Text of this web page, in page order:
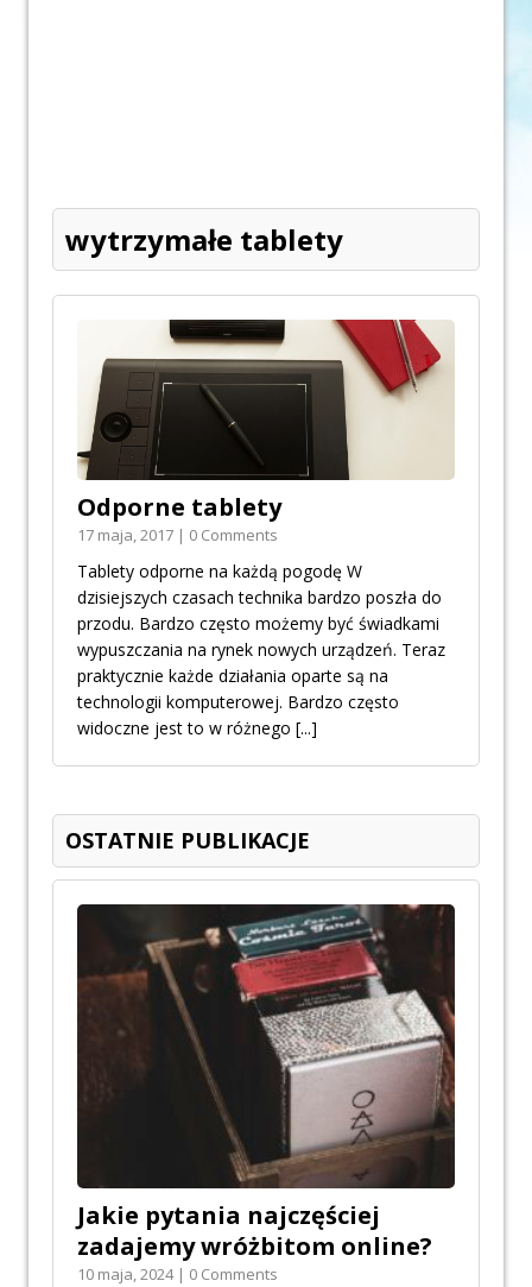
wytrzymałe tablety
Odporne tablety
17 maja, 2017 | 0 Comments
Tablety odporne na każdą pogodę W
dzisiejszych czasach technika bardzo poszła do
przodu. Bardzo często możemy być świadkami
wypuszczania na rynek nowych urządzeń. Teraz
praktycznie każde działania oparte są na
technologii komputerowej. Bardzo często
widoczne jest to w różnego [...]
OSTATNIE PUBLIKACJE
Jakie pytania najczęściej
zadajemy wróżbitom online?
10 maja, 2024 | 0 Comments